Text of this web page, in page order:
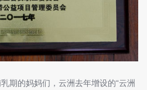
期的妈妈们，云洲去年增设的“云洲